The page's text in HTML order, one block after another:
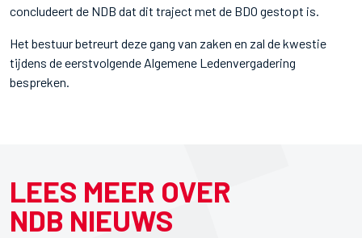
concludeert de NDB dat dit traject met de BDO gestopt is.
Het bestuur betreurt deze gang van zaken en zal de kwestie
tijdens de eerstvolgende Algemene Ledenvergadering
bespreken.
LEES MEER OVER
NDB NIEUWS